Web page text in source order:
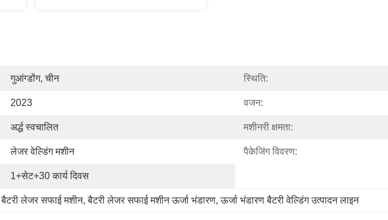
गुआंग्डोंग, चीन स्थिति:
2023 वजन:
अर्द्ध स्वचालित मशीनरी क्षमता:
लेजर वेल्डिंग मशीन पैकेजिंग विवरण:
1+सेट+30 कार्य दिवस
लेजर सफाई मशीन, बैटरी लेजर सफाई मशीन ऊर्जा भंडारण, ऊर्जा भंडारण बैटरी वेल्डिंग उत्पादन लाइन